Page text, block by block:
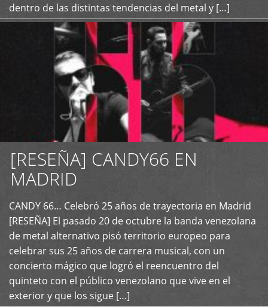
dentro de las distintas tendencias del metal y […]
[RESEÑA] CANDY66 EN
MADRID
CANDY 66… Celebró 25 años de trayectoria en Madrid
[RESEÑA] El pasado 20 de octubre la banda venezolana
de metal alternativo pisó territorio europeo para
celebrar sus 25 años de carrera musical, con un
concierto mágico que logró el reencuentro del
quinteto con el público venezolano que vive en el
exterior y que los sigue […]
+